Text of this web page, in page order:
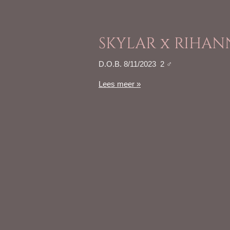
SKYLAR x
D.O.B. 8/11/2023 2 ♂️
Lees meer »